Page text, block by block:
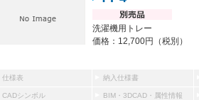
洗濯機用トレー
価格：12,700円（税別）
仕様表 納入仕様書
CADシンボル BIM・3DCAD・属性情報